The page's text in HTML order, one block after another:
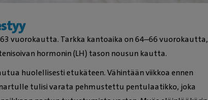
vuorokautta. Tarkka kantoaika on 64–66 vuorokautta,
hormonin (LH) tason nousun kautta.
huolellisesti etukäteen. Vähintään viikkoa ennen
tulisi varata pehmustettu pentulaatikko, joka